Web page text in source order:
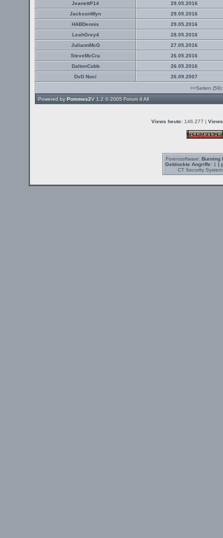
JeanettP14
29.05.2016
JacksonWyn
29.05.2016
HABDennis
29.05.2016
LeahGrey4
28.05.2016
JuliannMcG
27.05.2016
SteveMcCra
26.05.2016
DaltonCobb
26.05.2016
DvD Noci
26.09.2007
>>Seiten
Powered by Pommes2V 1.2 © 2005 Forum 4 All
Views heute: 146.277 |
Forensoftware: Burning
Geblockte Angriffe:1 |
CT Security